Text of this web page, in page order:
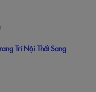
Trí Nội Thất Sang